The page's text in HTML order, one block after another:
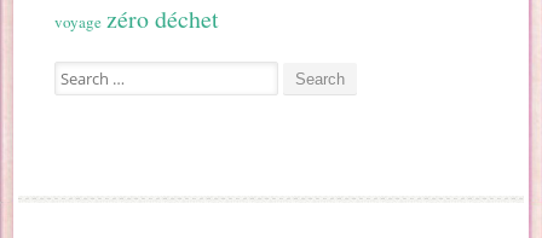
voyage zéro déchet
Search for: